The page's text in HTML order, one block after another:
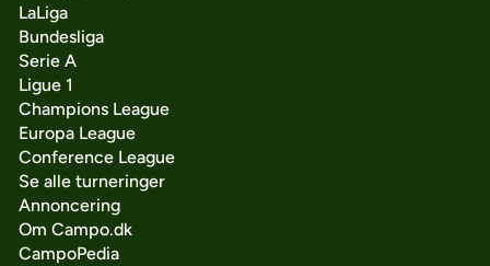
LaLiga
Bundesliga
Serie A
Ligue 1
Champions League
Europa League
Conference League
Se alle turneringer
Annoncering
Om Campo.dk
CampoPedia